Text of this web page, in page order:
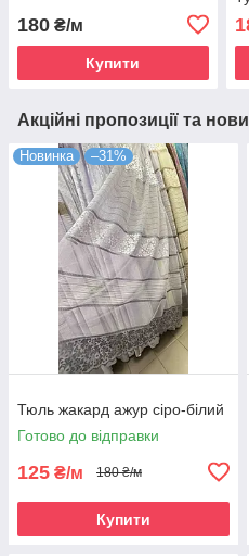
180 ₴/м
Купити
Акційні пропозиції та
Новинка –31%
Тюль жакард ажур сіро-білий
Готово до відправки
125 ₴/м 180 ₴/м
Купити